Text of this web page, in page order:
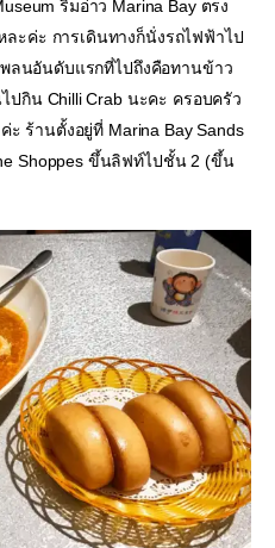
ริมอ่าว Marina Bay ตรง
ะค่ะ การเดินทางก็นั่งรถไฟฟ้าไป
ลนอันดับแรกที่ไปถึงคือทานข้าว
กิน Chilli Crab นะคะ ครอบครัว
ะ ร้านตั้งอยู่ที่ Marina Bay Sands
Shoppes ขึ้นลิฟท์ไปชั้น 2 (ขึ้น